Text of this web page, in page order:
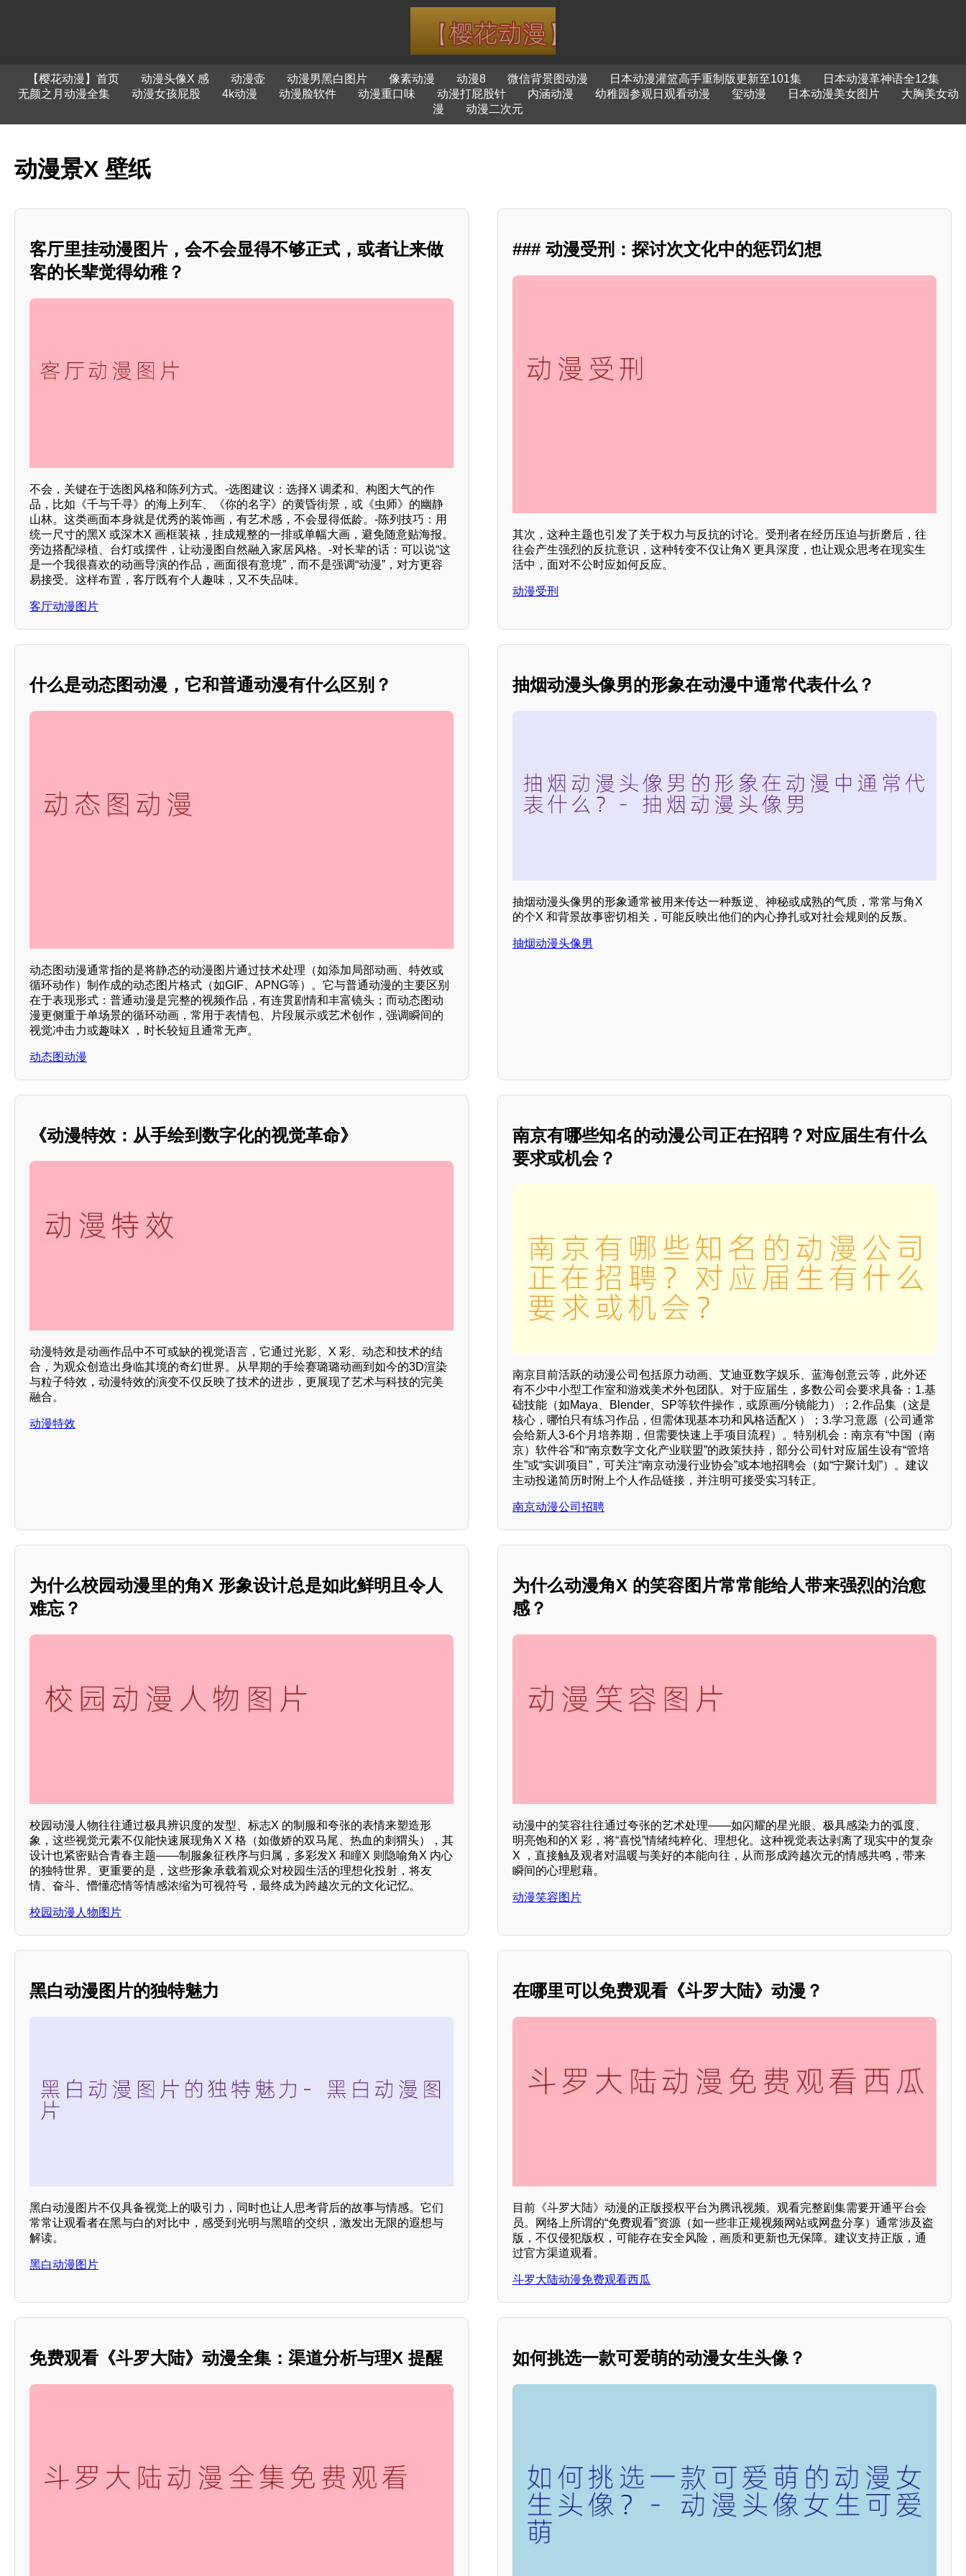
【樱花动漫】首页 动漫头像X 感 动漫壶 动漫男黑白图片 像素动漫 动漫8 微信背景图动漫 日本动漫灌篮高手重制版更新至101集
日本动漫革神语全12集
无颜之月动漫全集
动漫女孩屁股 4k动漫 动漫脸软件 动漫重口味 动漫打屁股针 内涵动漫 幼稚园参观日观看动漫 玺动漫 日本动漫美女图片
大胸美女动
漫
动漫二次元
动漫景X 壁纸
客厅里挂动漫图片，会不会显得不够正式，或者让来做
客的长辈觉得幼稚？
不会，关键在于选图风格和陈列方式。-选图建议：选择X 调柔和、构图大气的作
品，比如《千与千寻》的海上列车、《你的名字》的黄昏街景，或《虫师》的幽静
山林。这类画面本身就是优秀的装饰画，有艺术感，不会显得低龄。-陈列技巧：用
统一尺寸的黑X 或深木X 画框装裱，挂成规整的一排或单幅大画，避免随意贴海报。
旁边搭配绿植、台灯或摆件，让动漫图自然融入家居风格。-对长辈的话：可以说“这
是一个我很喜欢的动画导演的作品，画面很有意境”，而不是强调“动漫”，对方更容
易接受。这样布置，客厅既有个人趣味，又不失品味。
客厅动漫图片
### 动漫受刑：探讨次文化中的惩罚幻想
其次，这种主题也引发了关于权力与反抗的讨论。受刑者在经历压迫与折磨后，往
往会产生强烈的反抗意识，这种转变不仅让角X 更具深度，也让观众思考在现实生
活中，面对不公时应如何反应。
动漫受刑
什么是动态图动漫，它和普通动漫有什么区别？
动态图动漫通常指的是将静态的动漫图片通过技术处理（如添加局部动画、特效或
循环动作）制作成的动态图片格式（如GIF、APNG等）。它与普通动漫的主要区别
在于表现形式：普通动漫是完整的视频作品，有连贯剧情和丰富镜头；而动态图动
漫更侧重于单场景的循环动画，常用于表情包、片段展示或艺术创作，强调瞬间的
视觉冲击力或趣味X ，时长较短且通常无声。
动态图动漫
抽烟动漫头像男的形象在动漫中通常代表什么？
抽烟动漫头像男的形象通常被用来传达一种叛逆、神秘或成熟的气质，常常与角X
的个X 和背景故事密切相关，可能反映出他们的内心挣扎或对社会规则的反叛。
抽烟动漫头像男
《动漫特效：从手绘到数字化的视觉革命》
动漫特效是动画作品中不可或缺的视觉语言，它通过光影、X 彩、动态和技术的结
合，为观众创造出身临其境的奇幻世界。从早期的手绘赛璐璐动画到如今的3D渲染
与粒子特效，动漫特效的演变不仅反映了技术的进步，更展现了艺术与科技的完美
融合。
动漫特效
南京有哪些知名的动漫公司正在招聘？对应届生有什么
要求或机会？
南京目前活跃的动漫公司包括原力动画、艾迪亚数字娱乐、蓝海创意云等，此外还
有不少中小型工作室和游戏美术外包团队。对于应届生，多数公司会要求具备：1.基
础技能（如Maya、Blender、SP等软件操作，或原画/分镜能力）；2.作品集（这是
核心，哪怕只有练习作品，但需体现基本功和风格适配X ）；3.学习意愿（公司通常
会给新人3-6个月培养期，但需要快速上手项目流程）。特别机会：南京有“中国（南
京）软件谷”和“南京数字文化产业联盟”的政策扶持，部分公司针对应届生设有“管培
生”或“实训项目”，可关注“南京动漫行业协会”或本地招聘会（如“宁聚计划”）。建议
主动投递简历时附上个人作品链接，并注明可接受实习转正。
南京动漫公司招聘
为什么校园动漫里的角X 形象设计总是如此鲜明且令人
难忘？
校园动漫人物往往通过极具辨识度的发型、标志X 的制服和夸张的表情来塑造形
象，这些视觉元素不仅能快速展现角X X 格（如傲娇的双马尾、热血的刺猬头），其
设计也紧密贴合青春主题——制服象征秩序与归属，多彩发X 和瞳X 则隐喻角X 内心
的独特世界。更重要的是，这些形象承载着观众对校园生活的理想化投射，将友
情、奋斗、懵懂恋情等情感浓缩为可视符号，最终成为跨越次元的文化记忆。
校园动漫人物图片
为什么动漫角X 的笑容图片常常能给人带来强烈的治愈
感？
动漫中的笑容往往通过夸张的艺术处理——如闪耀的星光眼、极具感染力的弧度、
明亮饱和的X 彩，将“喜悦”情绪纯粹化、理想化。这种视觉表达剥离了现实中的复杂
X ，直接触及观者对温暖与美好的本能向往，从而形成跨越次元的情感共鸣，带来
瞬间的心理慰藉。
动漫笑容图片
黑白动漫图片的独特魅力
黑白动漫图片不仅具备视觉上的吸引力，同时也让人思考背后的故事与情感。它们
常常让观看者在黑与白的对比中，感受到光明与黑暗的交织，激发出无限的遐想与
解读。
黑白动漫图片
在哪里可以免费观看《斗罗大陆》动漫？
目前《斗罗大陆》动漫的正版授权平台为腾讯视频。观看完整剧集需要开通平台会
员。网络上所谓的“免费观看”资源（如一些非正规视频网站或网盘分享）通常涉及盗
版，不仅侵犯版权，可能存在安全风险，画质和更新也无保障。建议支持正版，通
过官方渠道观看。
斗罗大陆动漫免费观看西瓜
免费观看《斗罗大陆》动漫全集：渠道分析与理X 提醒 如何挑选一款可爱萌的动漫女生头像？